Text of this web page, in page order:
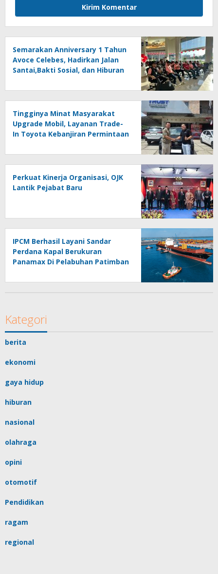
Semarakan Anniversary 1 Tahun
Avoce Celebes, Hadirkan Jalan
Santai,Bakti Sosial, dan Hiburan
Tingginya Minat Masyarakat
Upgrade Mobil, Layanan Trade-
In Toyota Kebanjiran Permintaan
Perkuat Kinerja Organisasi, OJK
Lantik Pejabat Baru
IPCM Berhasil Layani Sandar
Perdana Kapal Berukuran
Panamax Di Pelabuhan Patimban
Kategori
berita
ekonomi
gaya hidup
hiburan
nasional
olahraga
opini
otomotif
Pendidikan
ragam
regional